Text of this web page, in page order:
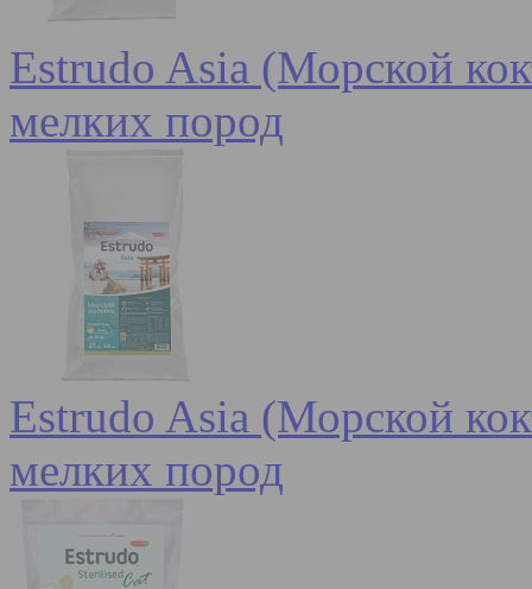
Estrudo Asia (Морской
мелких пород
Estrudo Asia (Морской
мелких пород